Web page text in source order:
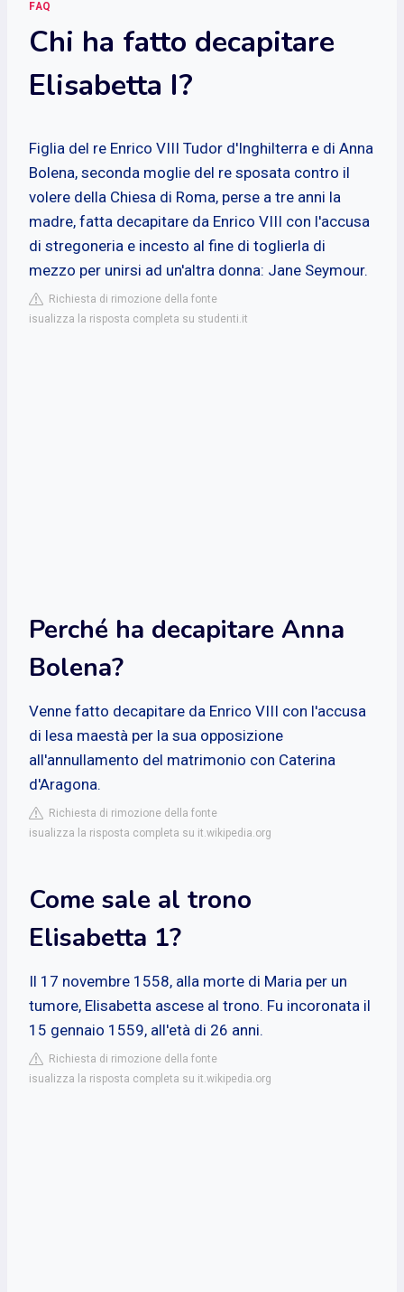
FAQ
Chi ha fatto decapitare
Elisabetta I?
Figlia del re Enrico VIII Tudor d'Inghilterra e di Anna
Bolena, seconda moglie del re sposata contro il
volere della Chiesa di Roma, perse a tre anni la
madre, fatta decapitare da Enrico VIII con l'accusa
di stregoneria e incesto al fine di toglierla di
mezzo per unirsi ad un'altra donna: Jane Seymour.
Richiesta di rimozione della fonte
isualizza la risposta completa su studenti.it
Perché ha decapitare Anna
Bolena?
Venne fatto decapitare da Enrico VIII con l'accusa
di lesa maestà per la sua opposizione
all'annullamento del matrimonio con Caterina
d'Aragona.
Richiesta di rimozione della fonte
isualizza la risposta completa su it.wikipedia.org
Come sale al trono
Elisabetta 1?
Il 17 novembre 1558, alla morte di Maria per un
tumore, Elisabetta ascese al trono. Fu incoronata il
15 gennaio 1559, all'età di 26 anni.
Richiesta di rimozione della fonte
isualizza la risposta completa su it.wikipedia.org